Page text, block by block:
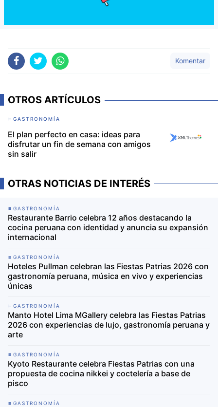
Komentar
OTROS ARTÍCULOS
GASTRONOMÍA
El plan perfecto en casa: ideas para
disfrutar un fin de semana con amigos
sin salir
OTRAS NOTICIAS DE INTERÉS
GASTRONOMÍA
Restaurante Barrio celebra 12 años destacando la
cocina peruana con identidad y anuncia su expansión
internacional
GASTRONOMÍA
Hoteles Pullman celebran las Fiestas Patrias 2026 con
gastronomía peruana, música en vivo y experiencias
únicas
GASTRONOMÍA
Manto Hotel Lima MGallery celebra las Fiestas Patrias
2026 con experiencias de lujo, gastronomía peruana y
arte
GASTRONOMÍA
Kyoto Restaurante celebra Fiestas Patrias con una
propuesta de cocina nikkei y coctelería a base de
pisco
GASTRONOMÍA